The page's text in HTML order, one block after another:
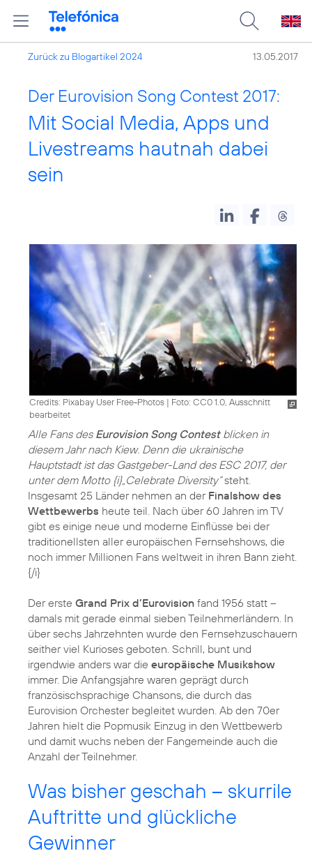
Zurück zu Blogartikel 2024 13.05.2017
Der Eurovision Song Contest 2017:
Mit Social Media, Apps und
Livestreams hautnah dabei
sein
Credits: Pixabay User Free-Photos | Foto: CC0 1.0, Ausschnitt
bearbeitet
Alle Fans des Eurovision Song Contestblicken in
diesem Jahr nach Kiew. Denn die ukrainische
Hauptstadt ist das Gastgeber-Land des ESC 2017, der
unter dem Motto {i}„Celebrate Diversity“steht.
Insgesamt 25 Länder nehmen an der Finalshow des
Wettbewerbs heute teil. Nach über 60 Jahren im TV
gibt es einige neue und moderne Einflüsse bei der
traditionellsten aller europäischen Fernsehshows, die
noch immer Millionen Fans weltweit in ihren Bann zieht.
{/i}
Der erste Grand Prix d’Eurovision fand 1956 statt –
damals mit gerade einmal sieben Teilnehmerländern. In
über sechs Jahrzehnten wurde den Fernsehzuschauern
seither viel Kurioses geboten. Schrill, bunt und
irgendwie anders war die europäische Musikshow
immer. Die Anfangsjahre waren geprägt durch
französischsprachige Chansons, die durch das
Eurovision Orchester begleitet wurden. Ab den 70er
Jahren hielt die Popmusik Einzug in den Wettbewerb
und damit wuchs neben der Fangemeinde auch die
Anzahl der Teilnehmer.
Was bisher geschah – skurrile
Auftritte und glückliche
Gewinner